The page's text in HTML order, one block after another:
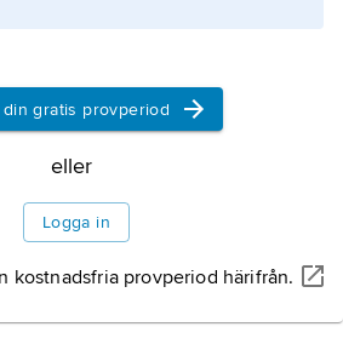
för vokalen
om artikeln
din gratis provperiod
eller
Logga in
kostnadsfria provperiod härifrån.